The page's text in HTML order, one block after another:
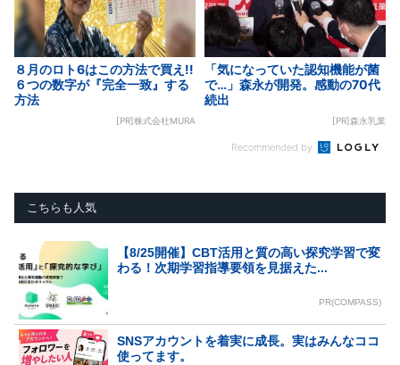
８月のロト6はこの方法で買え!!
６つの数字が『完全一致』する
方法
[PR]株式会社MURA
「気になっていた認知機能が菌
で…」森永が開発。感動の70代
続出
[PR]森永乳業
Recommended by
こちらも人気
【8/25開催】CBT活用と質の高い探究学習で変
わる！次期学習指導要領を見据えた...
PR(COMPASS)
SNSアカウントを着実に成長。実はみんなココ
使ってます。